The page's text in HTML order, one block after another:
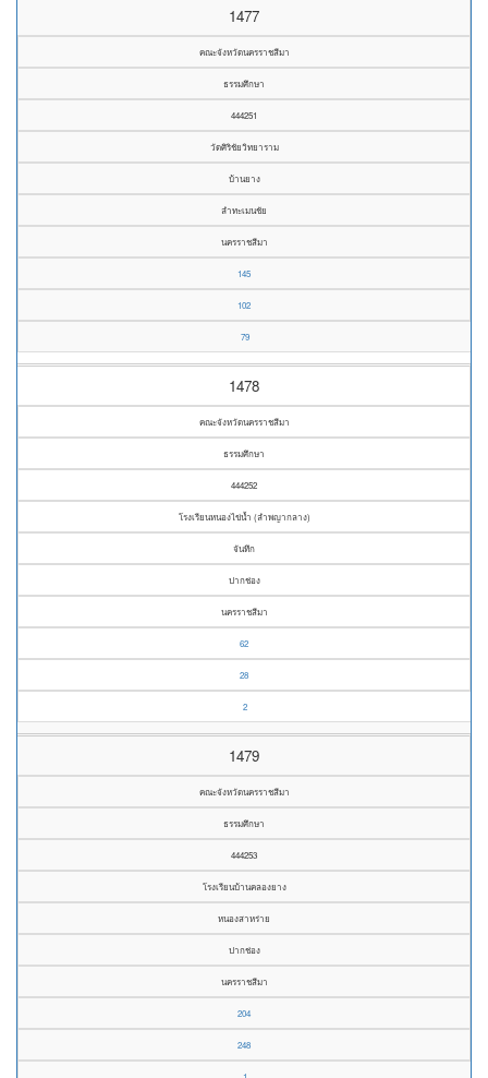
1477
คณะจังหวัดนครราชสีมา
ธรรมศึกษา
444251
วัดศิริชัยวิทยาราม
บ้านยาง
ลำทะเมนชัย
นครราชสีมา
145
102
79
1478
คณะจังหวัดนครราชสีมา
ธรรมศึกษา
444252
โรงเรียนหนองไข่น้ำ (ลำพญากลาง)
จันทึก
ปากช่อง
นครราชสีมา
62
28
2
1479
คณะจังหวัดนครราชสีมา
ธรรมศึกษา
444253
โรงเรียนบ้านคลองยาง
หนองสาหร่าย
ปากช่อง
นครราชสีมา
204
248